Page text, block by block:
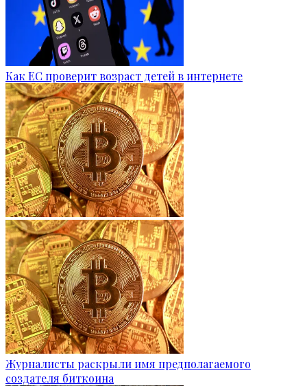
Как ЕС проверит возраст детей в интернете
Журналисты раскрыли имя предполагаемого
создателя биткоина